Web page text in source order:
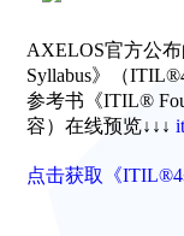
AXELOS官方公布
Syllabus》（
参考书《ITIL®
容）在线预览↓↓↓
点击获取《